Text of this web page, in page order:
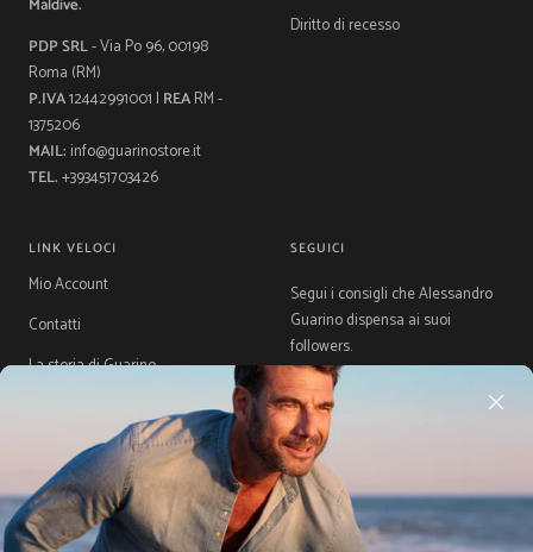
Maldive.
PDP SRL- Via Po 96, 00198
Roma (RM)
P.IVA12442991001 | REARM -
1375206
MAIL: info@guarinostore.it
TEL.+393451703426
Diritto di recesso
LINK VELOCI
Mio Account
Contatti
La storia di Guarino
Guida Taglie
Acquista ora, Paga dopo con
Klarna
SEGUICI
Segui i consigli che Alessandro
Guarino dispensa ai suoi
followers.